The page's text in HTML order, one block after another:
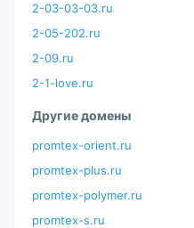
2-03-03-03.ru
2-05-202.ru
2-09.ru
2-1-love.ru
Другие домены
promtex-orient.ru
promtex-plus.ru
promtex-polymer.ru
promtex-s.ru